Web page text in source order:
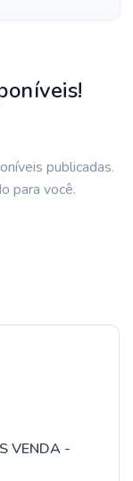
publicadas.
para você.
VENDA -